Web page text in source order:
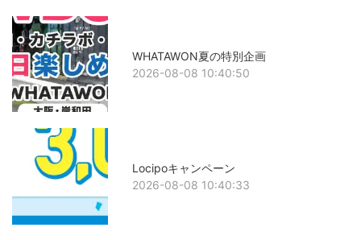
WHATAWON夏の特別企画
2026-08-08 10:40:50
Locipoキャンペーン
2026-08-08 10:40:33